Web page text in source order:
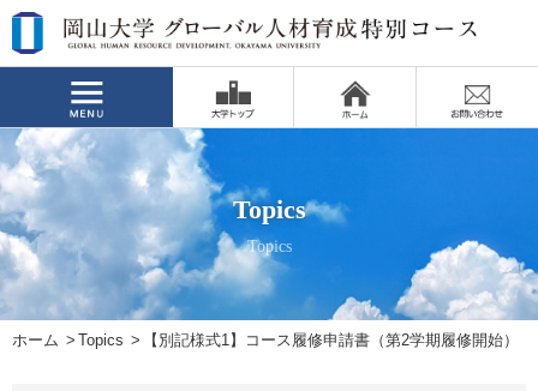
Topics
Topics
ホーム Topics 【別記様式1】コース履修申請書（第2学期履修開始）